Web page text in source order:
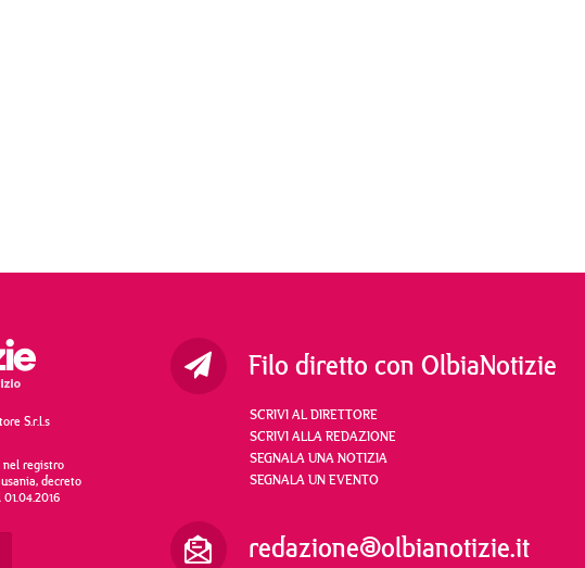
S.r.l.s
registro
decreto
Filo diretto con OlbiaNotizie
SCRIVI AL DIRETTORE
SCRIVI ALLA REDAZIONE
SEGNALA UNA NOTIZIA
SEGNALA UN EVENTO
redazione@olbianotizie.it